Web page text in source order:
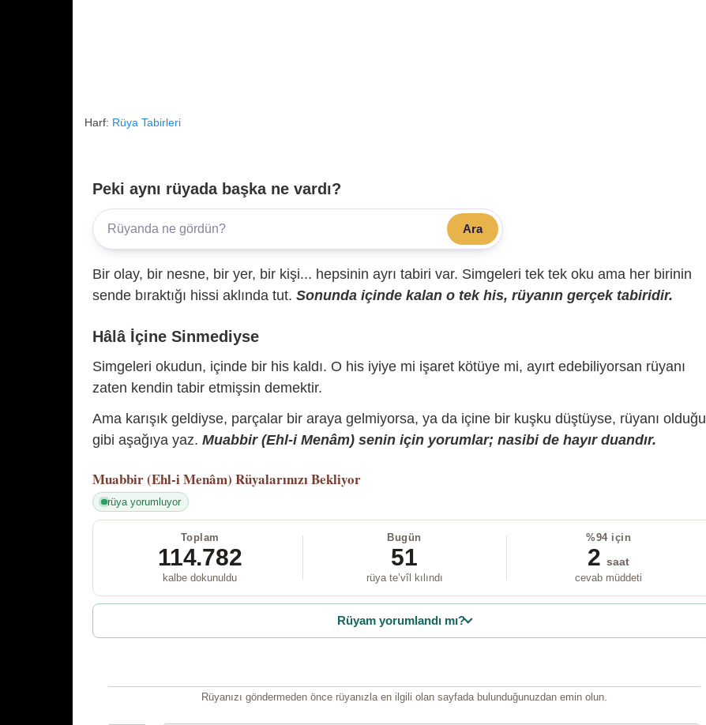
Harf: Rüya Tabirleri
Peki aynı rüyada başka ne vardı?
Ara
Bir olay, bir nesne, bir yer, bir kişi... hepsinin ayrı tabiri var. Simgeleri tek tek oku ama her birinin
sende bıraktığı hissi aklında tut. Sonunda içinde kalan o tek his, rüyanın gerçek tabiridir.
Hâlâ İçine Sinmediyse
Simgeleri okudun, içinde bir his kaldı. O his iyiye mi işaret kötüye mi, ayırt edebiliyorsan rüyanı
zaten kendin tabir etmişsin demektir.
Ama karışık geldiyse, parçalar bir araya gelmiyorsa, ya da içine bir kuşku düştüyse, rüyanı olduğu
gibi aşağıya yaz. Muabbir (Ehl-i Menâm) senin için yorumlar; nasibi de hayır duandır.
Muabbir (Ehl-i Menâm) Rüyalarınızı Bekliyor
rüya yorumluyor
Toplam
114.782
kalbe dokunuldu
Bugün
51
rüya te’vîl kılındı
%94 için
2 saat
cevab müddeti
Rüyam yorumlandı mı?
Rüyanızı göndermeden önce rüyanızla en ilgili olan sayfada bulunduğunuzdan emin olun.